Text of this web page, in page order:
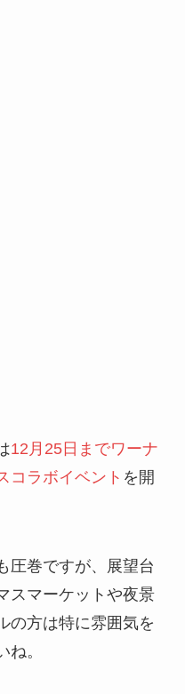
12月25日までワーナ
コラボイベント を開
圧巻ですが、展望台
スマーケットや夜景
の方は特に雰囲気を
。